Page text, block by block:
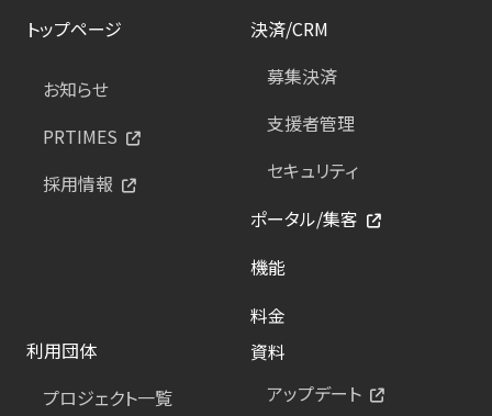
トップページ
お知らせ
PRTIMES
採用情報
決済/CRM
募集決済
支援者管理
セキュリティ
ポータル/集客
機能
料金
利用団体
プロジェクト一覧
資料
アップデート